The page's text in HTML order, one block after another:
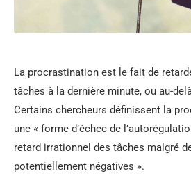
La procrastination est le fait de
tâches à la dernière minute, ou au-
Certains chercheurs définissent la
une « forme d’échec de
retard irrationnel des tâches malgré
potentiellement négatives ».